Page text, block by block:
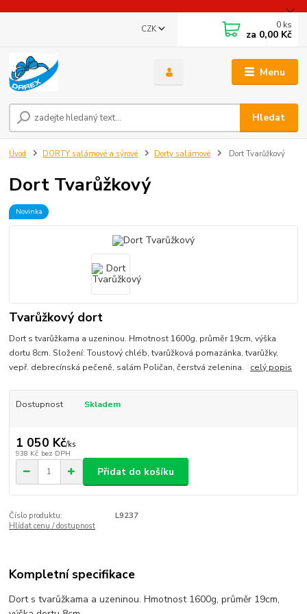
Menu
CZK
Hledat
0 ks
za 0,00 Kč
Úvod DORTY salámové a sýrové Dorty salámové Dort Tvarůžkový
Dort Tvarůžkový
Novinka
Tvarůžkový dort
Dort s tvarůžkama a uzeninou. Hmotnost 1600g, průměr 19cm, výška
dortu 8cm. Složení: Toustový chléb, tvarůžková pomazánka, tvarůžky,
vepř. debrecínská pečeně, salám Poličan, čerstvá zelenina. celý popis
Dostupnost Skladem
1 050 Kč/ks
938 Kč bez DPH
Přidat do košíku
Číslo produktu:
L9237
Hlídat cenu / dostupnost
Kompletní specifikace
Dort s tvarůžkama a uzeninou. Hmotnost 1600g, průměr 19cm,